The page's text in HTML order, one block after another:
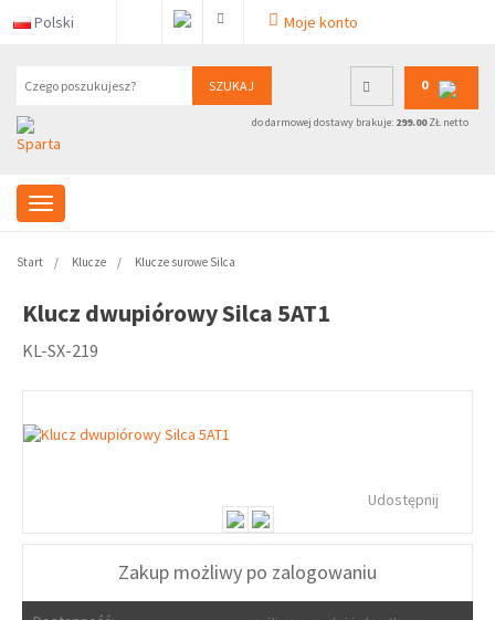
Polski Moje konto
SZUKAJ 0
do darmowej dostawy brakuje: 299.00ZŁ netto
Start Klucze Klucze surowe Silca
Klucz dwupiórowy Silca 5AT1
KL-SX-219
Udostępnij
Zakup możliwy po zalogowaniu